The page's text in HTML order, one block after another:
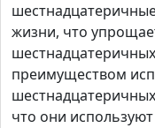
жизни, что
преимуществом
что они